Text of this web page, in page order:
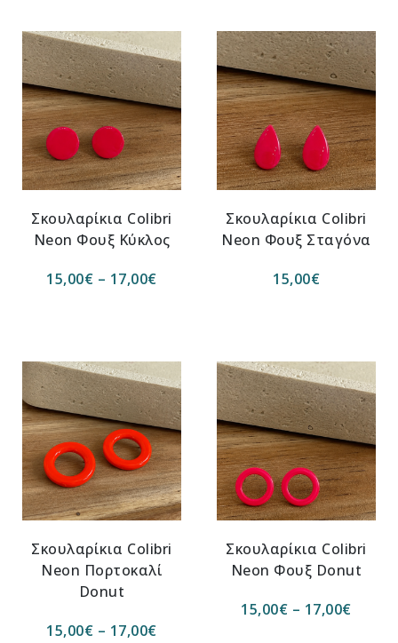
Σκουλαρίκια Colibri
Neon Φουξ Κύκλος
15,00€ – 17,00€
Σκουλαρίκια Colibri
Neon Φουξ Σταγόνα
15,00€
Σκουλαρίκια Colibri
Νeon Πορτοκαλί
Donut
15,00€ – 17,00€
Σκουλαρίκια Colibri
Νeon Φουξ Donut
15,00€ – 17,00€